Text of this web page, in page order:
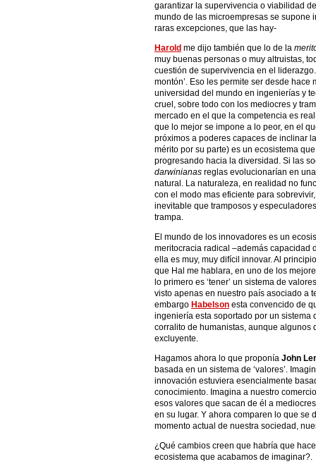
garantizar la supervivencia o viabilidad
mundo de las microempresas se supone
raras excepciones, que las hay-
Harold me dijo también que lo de la
muy buenas personas o muy altruistas,
cuestión de supervivencia en el
montón’. Eso les permite ser desde
universidad del mundo en ingenierías y
cruel, sobre todo con los mediocres y
mercado en el que la competencia es
que lo mejor se impone a lo peor, en el
próximos a poderes capaces de inclinar
mérito por su parte) es un ecosistema
progresando hacia la diversidad. Si las
darwinianas reglas evolucionarían en
natural. La naturaleza, en realidad no
con el modo mas eficiente para
inevitable que tramposos y
trampa.
El mundo de los innovadores es un
meritocracia radical –además capacidad
ella es muy, muy difícil innovar. Al
que Hal me hablara, en uno de los
lo primero es ‘tener’ un sistema de
visto apenas en nuestro país asociado a
embargo Habelson esta convencido de
ingeniería esta soportado por un sistema
corralito de humanistas, aunque
excluyente.
Hagamos ahora lo que proponía John
basada en un sistema de ‘valores’.
innovación estuviera esencialmente
conocimiento. Imagina a nuestro
esos valores que sacan de él a
en su lugar. Y ahora comparen lo que se
momento actual de nuestra sociedad,
¿Qué cambios creen que habría que
ecosistema que acabamos de imaginar?.